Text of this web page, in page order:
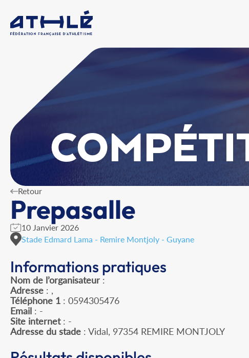
Retour
Prepasalle
10 Janvier 2026
Stade Edmard Lama - Remire Montjoly - Guyane
Informations pratiques
Nom de l’organisateur :
Adresse : ,
Téléphone 1 : 0594305476
Email : -
Site internet: -
Adresse du stade : Vidal, 97354 REMIRE MONTJOLY